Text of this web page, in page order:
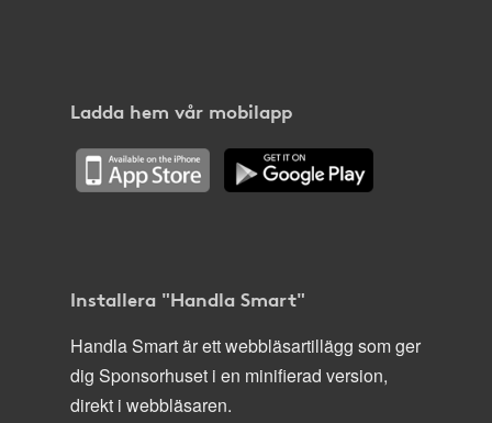
Ladda hem vår mobilapp
Installera "Handla Smart"
Handla Smart är ett webbläsartillägg som ger
dig Sponsorhuset i en minifierad version,
direkt i webbläsaren.